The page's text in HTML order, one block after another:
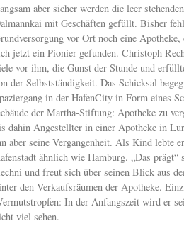
aber sicher werden die leer
mit Geschäften gefüllt. Bisher
vor Ort noch eine Apotheke,
jetzt ein Pionier gefunden. Christoph
vor ihm, die Gunst der Stunde und
der Selbstständigkeit. Das Schicksal
in der HafenCity in Form eines
der Martha-Stiftung: Apotheke zu
dahin Angestellter in einer Apotheke in
aber seine Vergangenheit. Als Kind lebte
ähnlich wie Hamburg. „Das prägt“
und freut sich über seinen Blick aus
den Verkaufsräumen der Apotheke.
In der Anfangszeit wird er
viel sehen.